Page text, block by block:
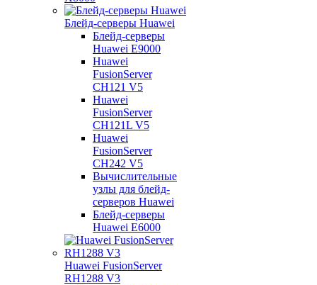
Блейд-серверы Huawei
Блейд-серверы
Huawei E9000
Huawei
FusionServer
CH121 V5
Huawei
FusionServer
CH121L V5
Huawei
FusionServer
CH242 V5
Вычислительные
узлы для блейд-
серверов Huawei
Блейд-серверы
Huawei E6000
Huawei FusionServer
RH1288 V3